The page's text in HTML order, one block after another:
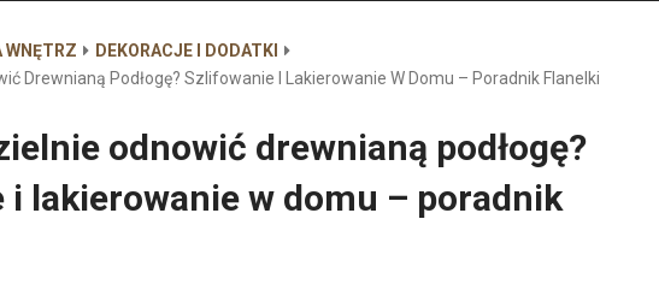
WNĘTRZ
DEKORACJE I DODATKI
Drewnianą Podłogę? Szlifowanie I Lakierowanie W Domu – Poradnik Flanelki
odnowić drewnianą podłogę?
i lakierowanie w domu – poradnik